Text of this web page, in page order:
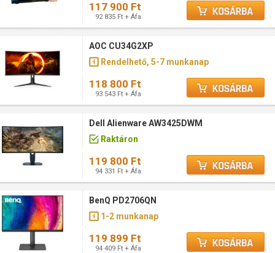
117 900 Ft
92 835 Ft + Áfa
AOC CU34G2XP
Rendelhető, 5-7 munkanap
118 800 Ft
93 543 Ft + Áfa
Dell Alienware AW3425DWM
Raktáron
119 800 Ft
94 331 Ft + Áfa
BenQ PD2706QN
1-2 munkanap
119 899 Ft
94 409 Ft + Áfa